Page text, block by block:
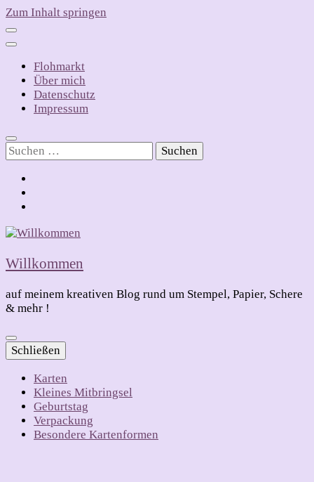
Zum Inhalt springen
Flohmarkt
Über mich
Datenschutz
Impressum
Suchen
nach:
Willkommen
auf meinem kreativen Blog rund um Stempel, Papier, Schere
& mehr !
Schließen
Karten
Kleines Mitbringsel
Geburtstag
Verpackung
Besondere Kartenformen